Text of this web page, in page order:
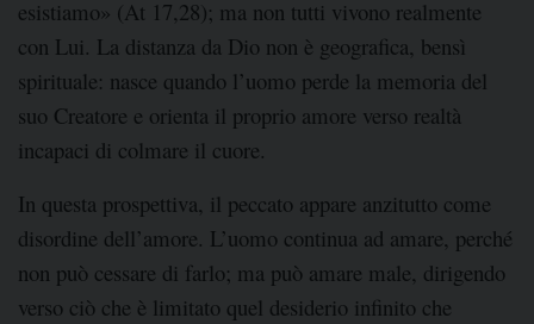
esistiamo» (At 17,28); ma non tutti vivono realmente
con Lui. La distanza da Dio non è geografica, bensì
spirituale: nasce quando l’uomo perde la memoria del
suo Creatore e orienta il proprio amore verso realtà
incapaci di colmare il cuore.
In questa prospettiva, il peccato appare anzitutto come
disordine dell’amore. L’uomo continua ad amare, perché
non può cessare di farlo; ma può amare male, dirigendo
verso ciò che è limitato quel desiderio infinito che